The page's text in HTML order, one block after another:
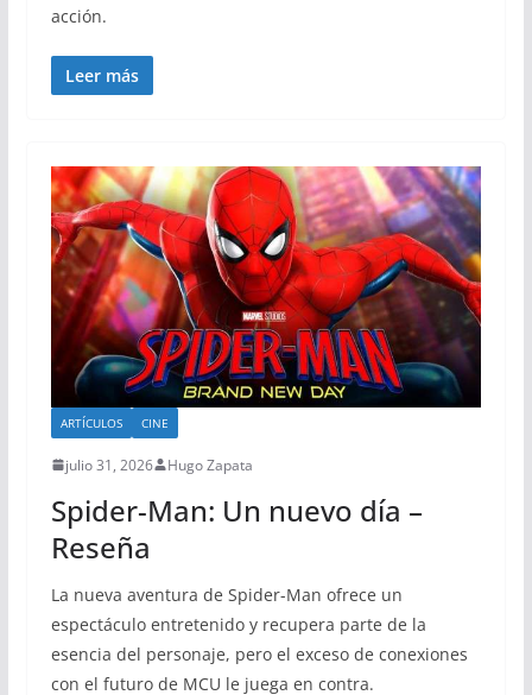
acción.
Leer más
ARTÍCULOS CINE
julio 31, 2026 Hugo Zapata
Spider-Man: Un nuevo día –
Reseña
La nueva aventura de Spider-Man ofrece un
espectáculo entretenido y recupera parte de la
esencia del personaje, pero el exceso de conexiones
con el futuro de MCU le juega en contra.